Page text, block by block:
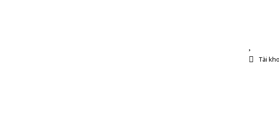
Tài